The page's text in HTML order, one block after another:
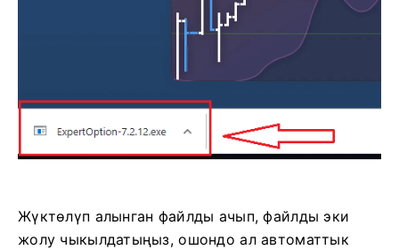
Жүктөлүп алынган файлды ачып, файлды эки
жолу чыкылдатыңыз, ошондо ал автоматтык